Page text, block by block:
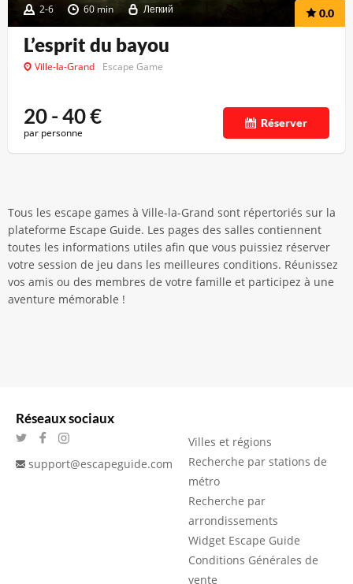
2-6 60 min Легкий 0.0
L’esprit du bayou
Ville-la-Grand Escape Game
20 - 40€
par personne
Réserver
Tous les escape games à Ville-la-Grand sont répertoriés sur la
plateforme Escape Guide. Les pages des salles contiennent
toutes les informations utiles afin que vous puissiez réserver
votre session de jeu dans les meilleures conditions. Réunissez
vos amis ou des membres de votre famille et participez à une
aventure mémorable !
Réseaux sociaux
support@escapeguide.com
Villes et régions
Recherche par stations de
métro
Recherche par
arrondissements
Widget Escape Guide
Conditions Générales de
vente